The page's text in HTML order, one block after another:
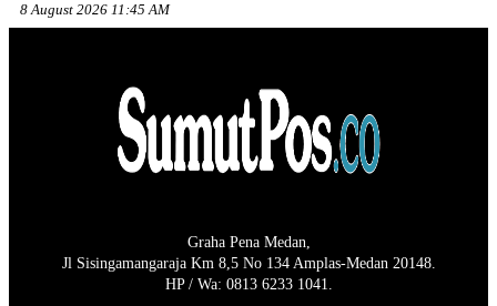
8 August 2026 11:45 AM
Graha Pena Medan,
Jl Sisingamangaraja Km 8,5 No 134 Amplas-Medan 20148.
HP / Wa: 0813 6233 1041.